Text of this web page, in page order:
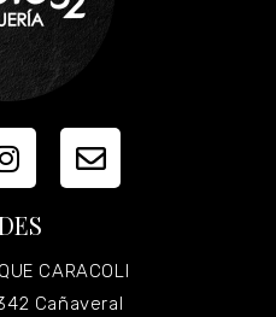
CARACOLI
Cañaveral